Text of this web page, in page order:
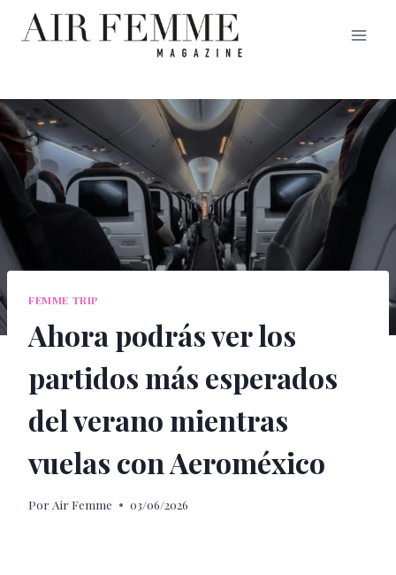
Saltar
FEMME TRIP
Ahora podrás ver los
partidos más esperados
del verano mientras
vuelas con Aeroméxico
Por Air Femme 03/06/2026